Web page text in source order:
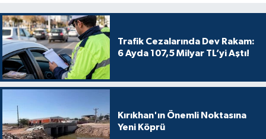
Trafik Cezalarında Dev Rakam:
6 Ayda 107,5 Milyar TL’yi Aştı!
Kırıkhan'ın Önemli Noktasına
Yeni Köprü